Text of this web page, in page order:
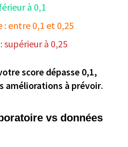
à 0,1
: entre 0,1 et 0,25
supérieur à 0,25
score dépasse 0,1,
améliorations à prévoir.
vs données